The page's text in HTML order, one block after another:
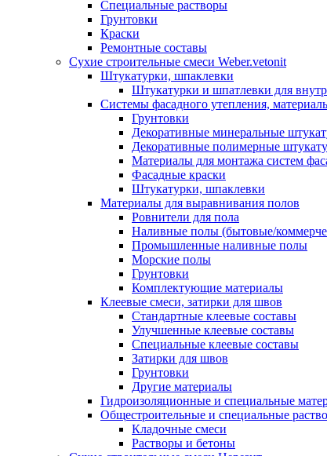
Специальные растворы
Грунтовки
Краски
Ремонтные составы
Сухие строительные смеси Weber.vetonit
Штукатурки, шпаклевки
Штукатурки и шпатлевки для
Системы фасадного утепления,
Грунтовки
Декоративные минеральные
Декоративные полимерные
Материалы для монтажа систем
Фасадные краски
Штукатурки, шпаклевки
Материалы для выравнивания полов
Ровнители для пола
Наливные полы (бытовые/
Промышленные наливные полы
Морские полы
Грунтовки
Комплектующие материалы
Клеевые смеси, затирки для швов
Стандартные клеевые составы
Улучшенные клеевые составы
Специальные клеевые составы
Затирки для швов
Грунтовки
Другие материалы
Гидроизоляционные и специальные
Общестроительные и специальные
Кладочные смеси
Растворы и бетоны